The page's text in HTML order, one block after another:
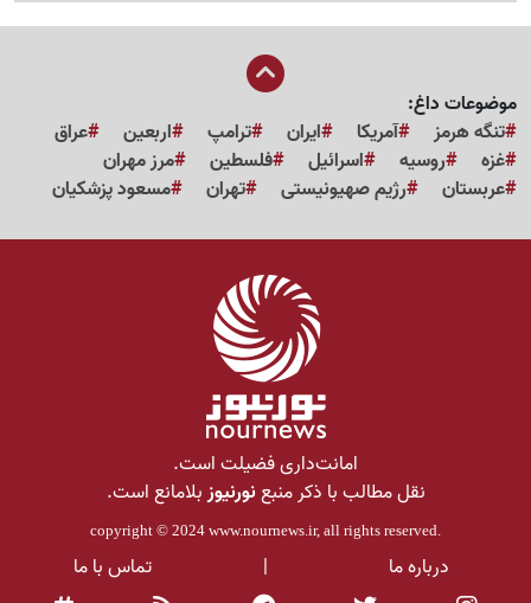
موضوعات داغ:
تنگه هرمز
آمریکا ایران ترامپ اربعین
عراق
غزه
روسیه اسرائیل فلسطین
مرز مهران
عربستان
رژیم صهیونیستی تهران مسعود پزشکیان
امانت‌داری فضیلت است.
نقل مطالب با ذکر منبعنورنیوزبلامانع است.
copyright © 2024 www.nournews.ir, all rights reserved.
درباره ما | تماس با ما